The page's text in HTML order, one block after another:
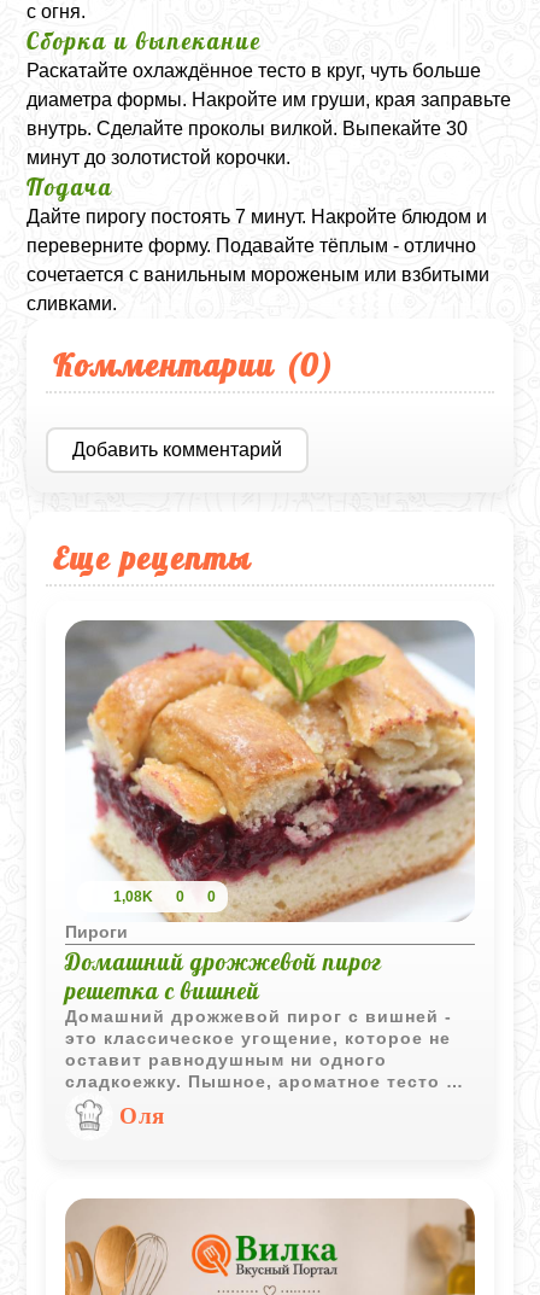
с огня.
Сборка и выпекание
Раскатайте охлаждённое тесто в круг, чуть больше
диаметра формы. Накройте им груши, края заправьте
внутрь. Сделайте проколы вилкой. Выпекайте 30
минут до золотистой корочки.
Подача
Дайте пирогу постоять 7 минут. Накройте блюдом и
переверните форму. Подавайте тёплым - отлично
сочетается с ванильным мороженым или взбитыми
сливками.
Комментарии (0)
Добавить комментарий
Еще рецепты
1,08K 0 0
Пироги
Домашний дрожжевой пирог
решетка с вишней
Домашний дрожжевой пирог с вишней -
это классическое угощение, которое не
оставит равнодушным ни одного
сладкоежку. Пышное, ароматное тесто и
кисло-сладкая начинка из вишен создают
идеальное сочетание вкусов.
его самостоятельно и убедитесь, что
домашняя выпечка намного вкуснее
любой покупной.
Оля